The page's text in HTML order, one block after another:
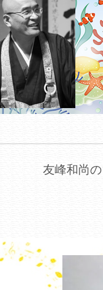
友峰和尚